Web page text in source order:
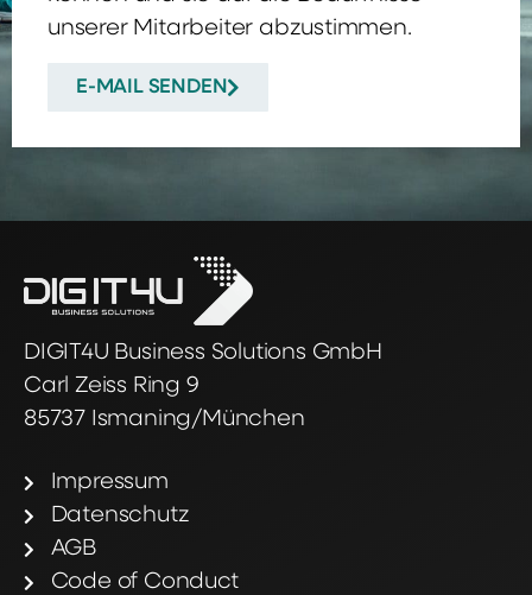
unserer Mitarbeiter abzustimmen.
E-MAIL SENDEN
DIGIT4U Business Solutions GmbH
Carl Zeiss Ring 9
85737 Ismaning/München
Impressum
Datenschutz
AGB
Code of Conduct